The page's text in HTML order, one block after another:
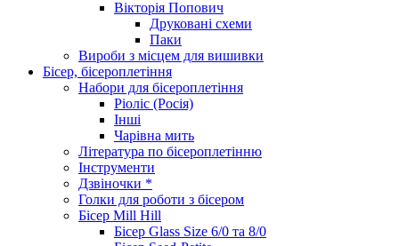
Вікторія Попович
Друковані схеми
Паки
Вироби з місцем для вишивки
Бісер, бісероплетіння
Набори для бісероплетіння
Ріоліс (Росія)
Інші
Чарівна мить
Література по бісероплетінню
Інструменти
Дзвіночки *
Голки для роботи з бісером
Бісер Mill Hill
Бісер Glass Size 6/0 та 8/0